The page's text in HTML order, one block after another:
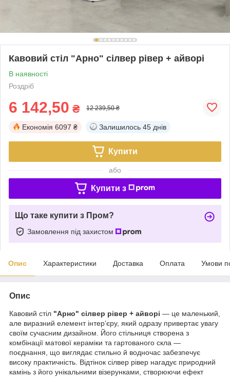
Кавовий стіл "Арно" сілвер рівер + айворі
В наявності
Роздріб
6 142,50 ₴ 12 239,50 ₴
Економія 6097 ₴ Залишилось 45 днів
Купити
або
Купити з
Що таке купити з Пром?
Замовлення під захистом
Опис Характеристики Доставка Оплата Умови
Опис
Кавовий стіл "Арно" сілвер рівер + айворі — це маленький,
але виразний елемент інтер’єру, який одразу привертає увагу
своїм сучасним дизайном. Його стільниця створена з
комбінації матової кераміки та гартованого скла —
поєднання, що виглядає стильно й водночас забезпечує
високу практичність. Відтінок сілвер рівер нагадує природний
камінь з його унікальними візерунками, створюючи ефект